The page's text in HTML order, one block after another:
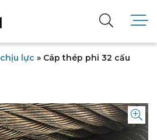
lực » Cáp thép phi 32 cấu